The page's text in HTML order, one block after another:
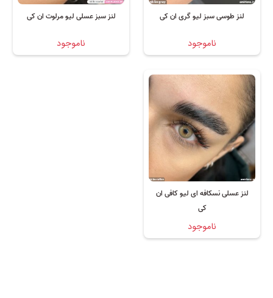
لنز طوسی سبز لیو گری ان کی
ناموجود
لنز سبز عسلی لیو مرلوت ان کی
ناموجود
لنز عسلی نسکافه ای لیو کافی ان
کی
ناموجود